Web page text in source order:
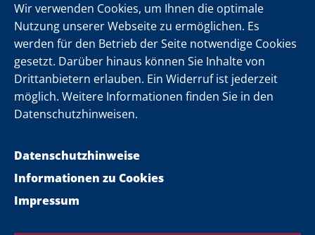
Wir verwenden Cookies, um Ihnen die optimale
Nutzung unserer Webseite zu ermöglichen. Es
werden für den Betrieb der Seite notwendige Cookies
gesetzt. Darüber hinaus können Sie Inhalte von
Drittanbietern erlauben. Ein Widerruf ist jederzeit
möglich. Weitere Informationen finden Sie in den
Datenschutzhinweisen.
Datenschutzhinweise
Impressum
Informationen zu Cookies
Folgen Sie uns